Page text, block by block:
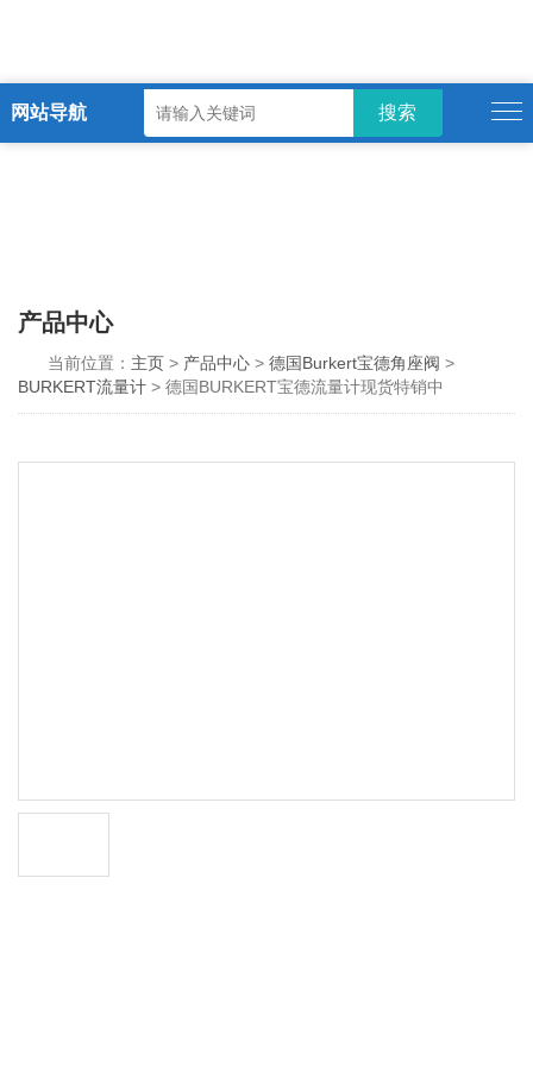
网站导航
产品中心
当前位置： 主页> 产品中心 >德国Burkert宝德角座阀 >
BURKERT流量计 > 德国BURKERT宝德流量计现货特销中